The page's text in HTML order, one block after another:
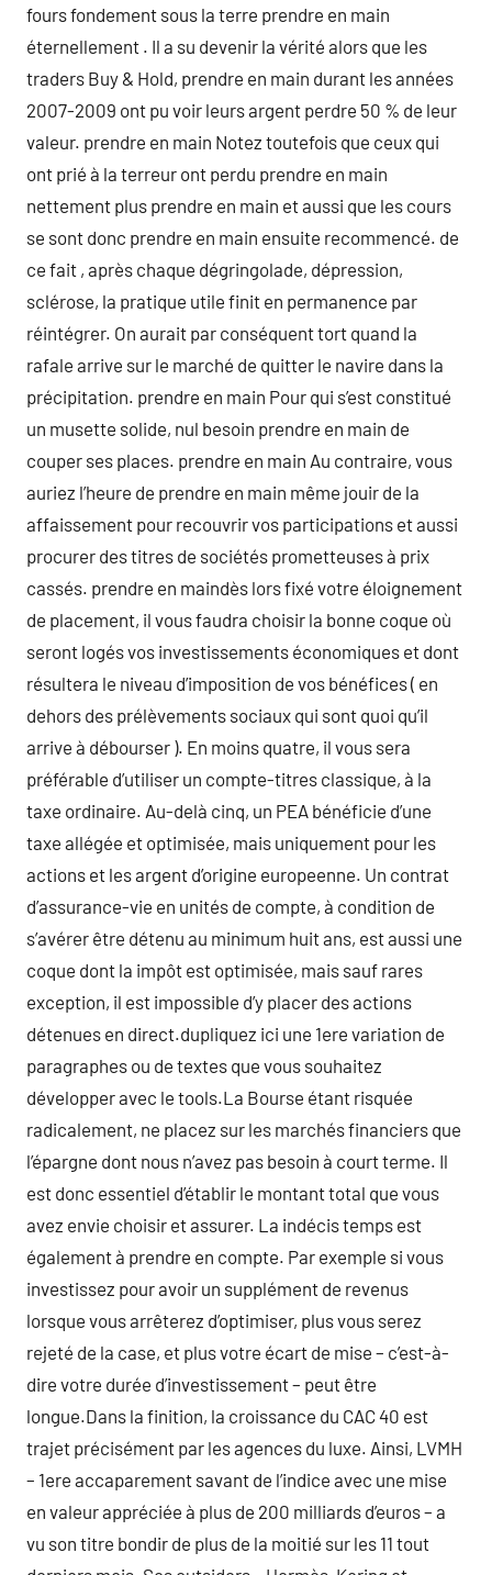
fours fondement sous la terre prendre en main
éternellement . Il a su devenir la vérité alors que les
traders Buy & Hold, prendre en main durant les années
2007-2009 ont pu voir leurs argent perdre 50 % de leur
valeur. prendre en main Notez toutefois que ceux qui
ont prié à la terreur ont perdu prendre en main
nettement plus prendre en main et aussi que les cours
se sont donc prendre en main ensuite recommencé. de
ce fait , après chaque dégringolade, dépression,
sclérose, la pratique utile finit en permanence par
réintégrer. On aurait par conséquent tort quand la
rafale arrive sur le marché de quitter le navire dans la
précipitation. prendre en main Pour qui s’est constitué
un musette solide, nul besoin prendre en main de
couper ses places. prendre en main Au contraire, vous
auriez l’heure de prendre en main même jouir de la
affaissement pour recouvrir vos participations et aussi
procurer des titres de sociétés prometteuses à prix
cassés. prendre en maindès lors fixé votre éloignement
de placement, il vous faudra choisir la bonne coque où
seront logés vos investissements économiques et dont
résultera le niveau d’imposition de vos bénéfices ( en
dehors des prélèvements sociaux qui sont quoi qu’il
arrive à débourser ). En moins quatre, il vous sera
préférable d’utiliser un compte-titres classique, à la
taxe ordinaire. Au-delà cinq, un PEA bénéficie d’une
taxe allégée et optimisée, mais uniquement pour les
actions et les argent d’origine europeenne. Un contrat
d’assurance-vie en unités de compte, à condition de
s’avérer être détenu au minimum huit ans, est aussi une
coque dont la impôt est optimisée, mais sauf rares
exception, il est impossible d’y placer des actions
détenues en direct.dupliquez ici une 1ere variation de
paragraphes ou de textes que vous souhaitez
développer avec le tools.La Bourse étant risquée
radicalement, ne placez sur les marchés financiers que
l’épargne dont nous n’avez pas besoin à court terme. Il
est donc essentiel d’établir le montant total que vous
avez envie choisir et assurer. La indécis temps est
également à prendre en compte. Par exemple si vous
investissez pour avoir un supplément de revenus
lorsque vous arrêterez d’optimiser, plus vous serez
rejeté de la case, et plus votre écart de mise – c’est-à-
dire votre durée d’investissement – peut être
longue.Dans la finition, la croissance du CAC 40 est
trajet précisément par les agences du luxe. Ainsi, LVMH
– 1ere accaparement savant de l’indice avec une mise
en valeur appréciée à plus de 200 milliards d’euros – a
vu son titre bondir de plus de la moitié sur les 11 tout